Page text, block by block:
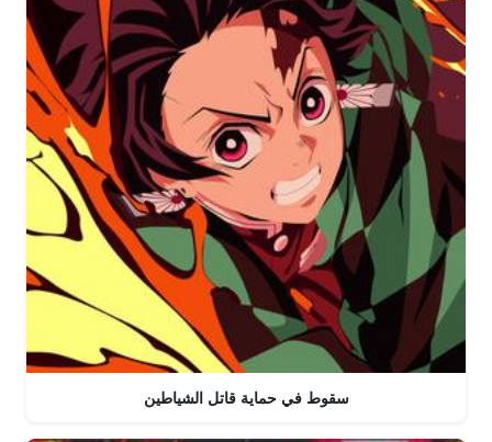
سقوط في حماية قاتل الشياطين